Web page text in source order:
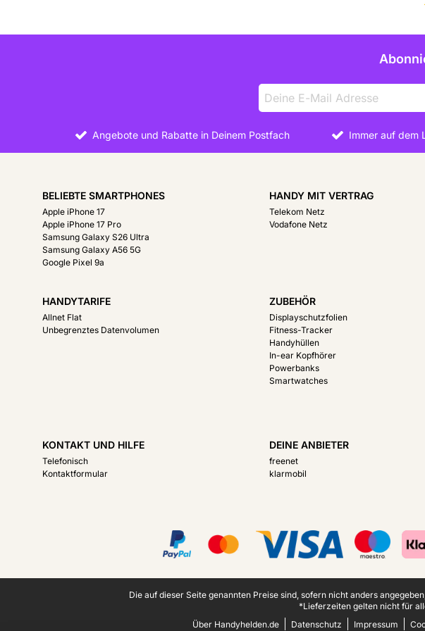
Stabile Verbindungen mit moderner Technik
Das Honor MagicPad 4 unterstützt WiFi 7 und Bluetooth 6.0, wodurch Sie von
zuverlässigen Verbindungen profitieren. Inhalte lassen sich flüssig streamen und
Technik bleiben Sie flexibel in der Nutzung. So holen Sie das Maximum aus Ihrem
Angebote und Rabatte in Deinem Postfach Immer auf dem
BELIEBTE SMARTPHONES
Apple iPhone 17
Apple iPhone 17 Pro
Samsung Galaxy S26 Ultra
Samsung Galaxy A56 5G
Google Pixel 9a
HANDY MIT VERTRAG
Telekom Netz
Vodafone Netz
HANDYTARIFE
Allnet Flat
Unbegrenztes Datenvolumen
ZUBEHÖR
Displayschutzfolien
Fitness-Tracker
Handyhüllen
In-ear Kopfhörer
Powerbanks
Smartwatches
KONTAKT UND HILFE
Telefonisch
Kontaktformular
DEINE ANBIETER
freenet
klarmobil
Die auf dieser Seite genannten Preise sind, sofern nicht anders
*Lieferzeiten gelten nicht für
Über Handyhelden.de
Datenschutz Impressum